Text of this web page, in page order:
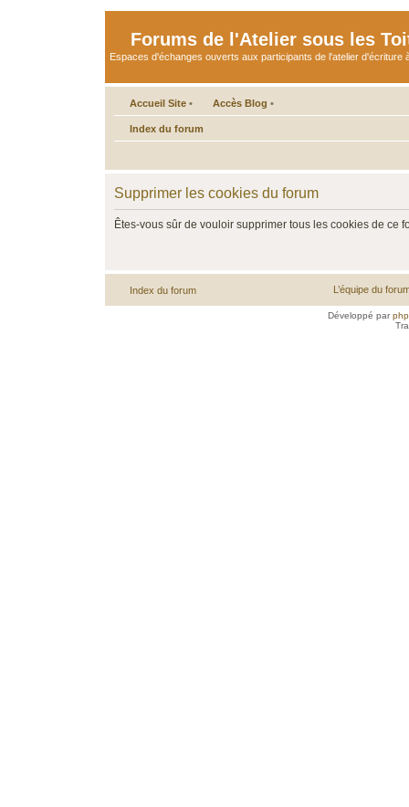
Forums de l'Atelier sous les
Espaces d'échanges ouverts aux participants de l'atelier d'écriture
Accueil Site • Accès Blog •
Index du forum
Supprimer les cookies du forum
Êtes-vous sûr de vouloir supprimer tous les cookies de ce
Index du forum L’équipe du
Développé par